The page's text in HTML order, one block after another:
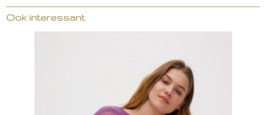
Ook interessant